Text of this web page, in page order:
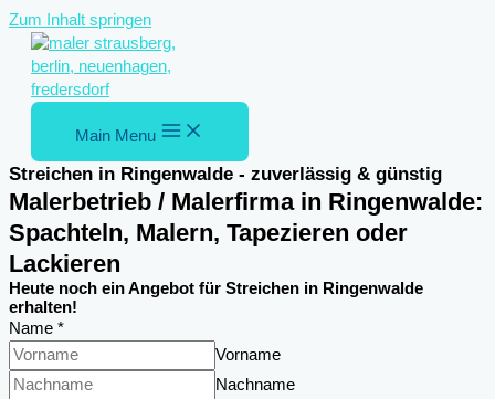
Zum Inhalt springen
Main Menu
Streichen in Ringenwalde - zuverlässig & günstig
Malerbetrieb / Malerfirma in Ringenwalde:
Spachteln, Malern, Tapezieren oder
Lackieren
Heute noch ein Angebot für Streichen in Ringenwalde
erhalten!
Name *
Vorname
Nachname